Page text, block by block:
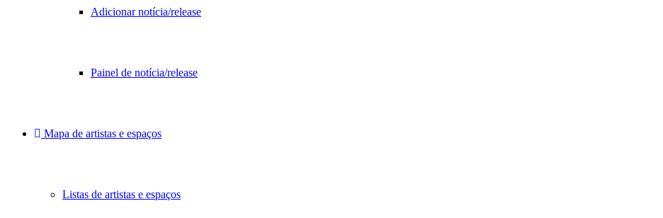
Adicionar notícia/release
Painel de notícia/release
Mapa de artistas e espaços
Listas de artistas e espaços